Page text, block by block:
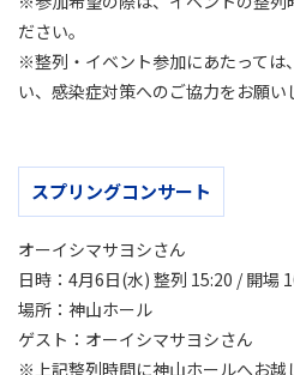
ださい。
※整列・イベント参加にあたっては
い、感染症対策へのご協力をお願い
スプリングコンサート
オーイシマサヨシさん
日時：4月6日(水) 整列 15:20 / 開場
場所：神山ホール
ゲスト：オーイシマサヨシさん
※上記整列時間に神山ホールへお越